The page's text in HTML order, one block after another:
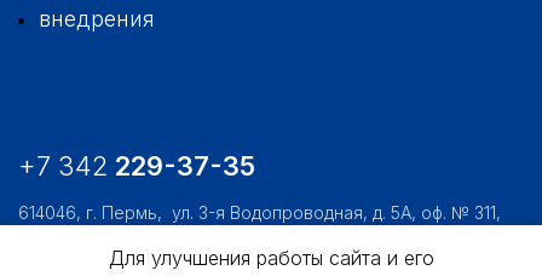
внедрения
+7 342 229-37-35
614046, г. Пермь, ул. 3-я Водопроводная, д. 5А, оф. № 311,
usk@usk.perm.ruДля улучшения работы сайта и его